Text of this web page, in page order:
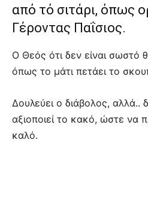
από τό σιτάρι, όπως
Γέροντας Παΐσιος.
Ο Θεός ότι δεν είναι σωστό
όπως το μάτι πετάει το
Δουλεύει ο διάβολος, αλλά..
αξιοποιεί το κακό, ώστε να
καλό.